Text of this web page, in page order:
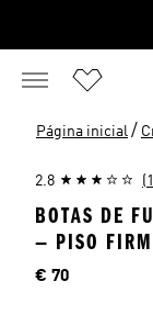
Página inicial /
2.8
BOTAS DE
— PISO
Preço
€ 70